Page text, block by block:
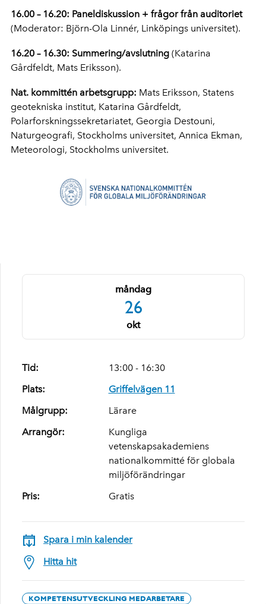
måndag
26
okt
Tid:
13:00 - 16:30
Plats:
Griffelvägen 11
Målgrupp:
Lärare
Arrangör:
Kungliga
vetenskapsakademiens
nationalkommitté för globala
miljöförändringar
Pris:
Gratis
Spara i min kalender
Hitta hit
KOMPETENSUTVECKLING MEDARBETARE
16.00 – 16.20: Paneldiskussion + frågor från auditoriet
(Moderator: Björn-Ola Linnér, Linköpings universitet).
16.20 – 16.30: Summering/avslutning (Katarina
Gårdfeldt, Mats Eriksson).
Nat. kommittén arbetsgrupp: Mats Eriksson, Statens
geotekniska institut, Katarina Gårdfeldt,
Polarforskningssekretariatet, Georgia Destouni,
Naturgeografi, Stockholms universitet, Annica Ekman,
Meteorologi, Stockholms universitet.